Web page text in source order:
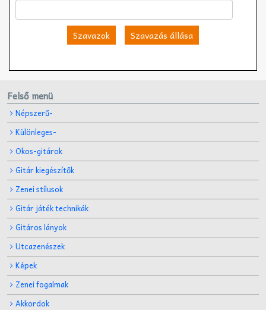
Szavazok Szavazás állása
Felső menü
Népszerű-
Különleges-
Okos-gitárok
Gitár kiegészítők
Zenei stílusok
Gitár játék technikák
Gitáros lányok
Utcazenészek
Képek
Zenei fogalmak
Akkordok